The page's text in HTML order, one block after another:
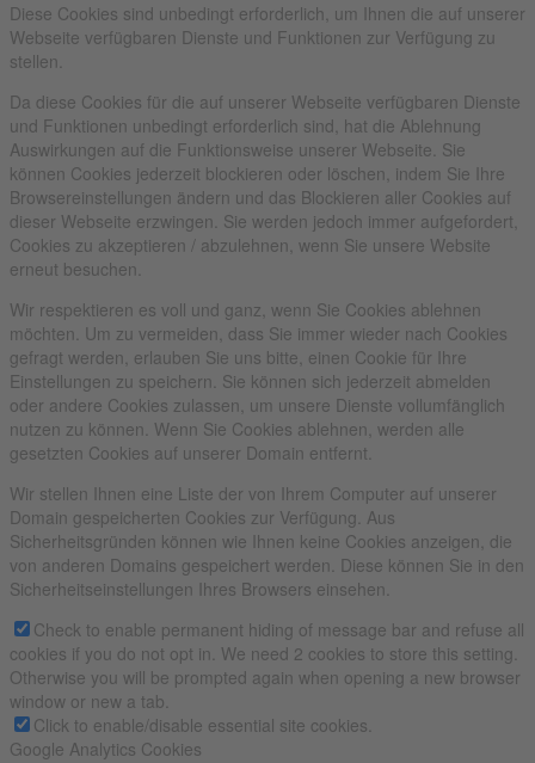
Diese Cookies sind unbedingt erforderlich, um Ihnen die auf unserer
Webseite verfügbaren Dienste und Funktionen zur Verfügung zu
stellen.
Da diese Cookies für die auf unserer Webseite verfügbaren Dienste
und Funktionen unbedingt erforderlich sind, hat die Ablehnung
Auswirkungen auf die Funktionsweise unserer Webseite. Sie
können Cookies jederzeit blockieren oder löschen, indem Sie Ihre
Browsereinstellungen ändern und das Blockieren aller Cookies auf
dieser Webseite erzwingen. Sie werden jedoch immer aufgefordert,
Cookies zu akzeptieren / abzulehnen, wenn Sie unsere Website
erneut besuchen.
Wir respektieren es voll und ganz, wenn Sie Cookies ablehnen
möchten. Um zu vermeiden, dass Sie immer wieder nach Cookies
gefragt werden, erlauben Sie uns bitte, einen Cookie für Ihre
Einstellungen zu speichern. Sie können sich jederzeit abmelden
oder andere Cookies zulassen, um unsere Dienste vollumfänglich
nutzen zu können. Wenn Sie Cookies ablehnen, werden alle
gesetzten Cookies auf unserer Domain entfernt.
Wir stellen Ihnen eine Liste der von Ihrem Computer auf unserer
Domain gespeicherten Cookies zur Verfügung. Aus
Sicherheitsgründen können wie Ihnen keine Cookies anzeigen, die
von anderen Domains gespeichert werden. Diese können Sie in den
Sicherheitseinstellungen Ihres Browsers einsehen.
Check to enable permanent hiding of message bar and refuse all
cookies if you do not opt in. We need 2 cookies to store this setting.
Otherwise you will be prompted again when opening a new browser
window or new a tab.
Click to enable/disable essential site cookies.
Google Analytics Cookies